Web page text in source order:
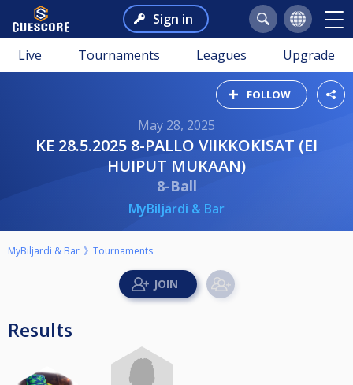
Sign in
Live Tournaments Leagues Upgrade
FOLLOW
May 28, 2025
KE 28.5.2025 8-PALLO VIIKKOKISAT (EI
HUIPUT MUKAAN)
8-Ball
MyBiljardi & Bar
MyBiljardi & Bar Tournaments
Results